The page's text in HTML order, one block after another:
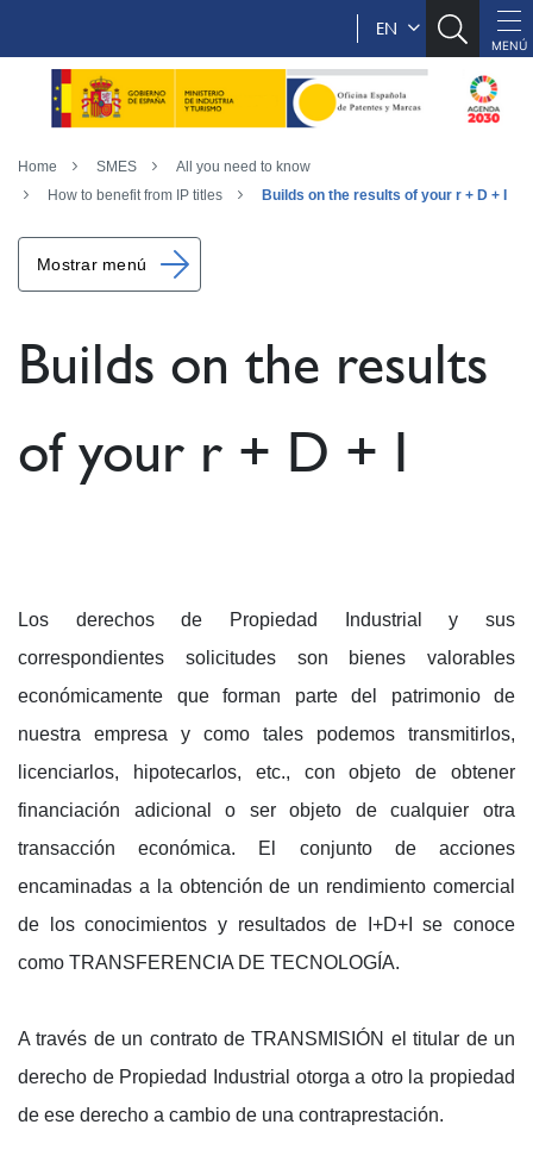
EN
Home SMES
All you need to know
How to benefit from IP titles
Builds on the results of your r + D + I
Mostrar menú
Builds on the results
of your r + D + I
Los derechos de Propiedad Industrial y sus
correspondientes solicitudes son bienes valorables
económicamente que forman parte del patrimonio de
nuestra empresa y como tales podemos transmitirlos,
licenciarlos, hipotecarlos, etc., con objeto de obtener
financiación adicional o ser objeto de cualquier otra
transacción económica. El conjunto de acciones
encaminadas a la obtención de un rendimiento comercial
de los conocimientos y resultados de I+D+I se conoce
como TRANSFERENCIA DE TECNOLOGÍA.
A través de un contrato de TRANSMISIÓN el titular de un
derecho de Propiedad Industrial otorga a otro la propiedad
de ese derecho a cambio de una contraprestación.